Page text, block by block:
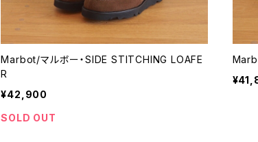
Marbot/マルボー・SIDE STITCHING LOAFE
R
¥42,900
SOLD OUT